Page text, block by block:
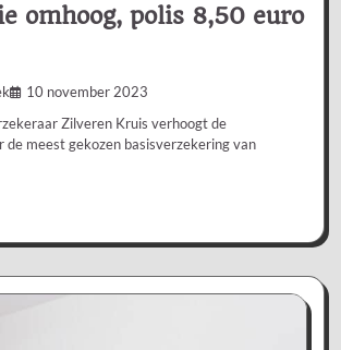
omhoog, polis 8,50 euro
10 november 2023
Zilveren Kruis verhoogt de
de meest gekozen basisverzekering van